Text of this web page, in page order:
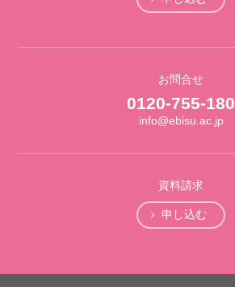
お問合せ
0120-755-180
info@ebisu.ac.jp
資料請求
申し込む